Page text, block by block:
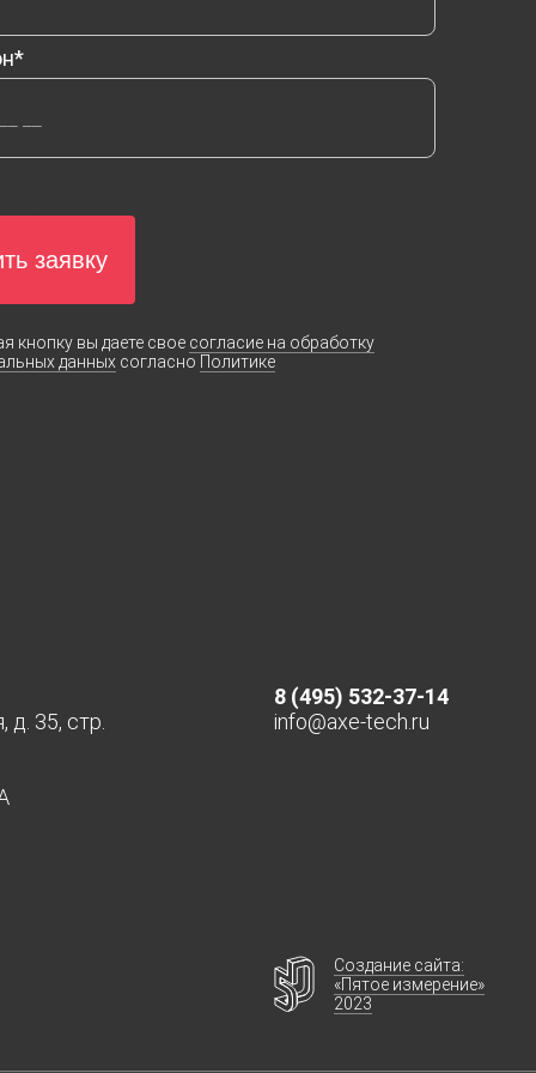
заявку
кнопку вы даете свое согласие на обработку
данных согласно Политике
35, стр.
8 (495) 532-37-14
info@axe-tech.ru
Создание сайта:
«Пятое измерение»
2023